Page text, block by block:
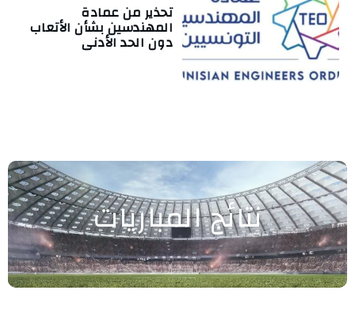
تحذير من عمادة
المهندسين بشأن الأتعاب
دون الحد الأدنى
نتائج المباريات